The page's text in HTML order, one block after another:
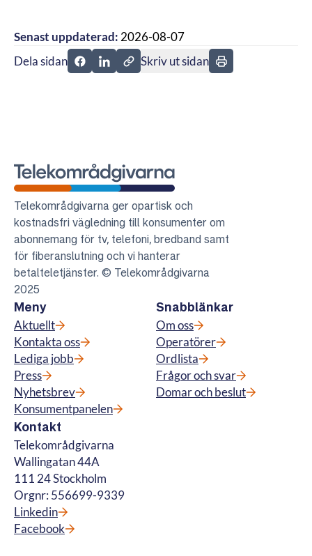
Senast uppdaterad: 2026-08-07
Dela sidan
Dela sidan på Facebook
Dela sidan på Linkedin
Skriv ut sidan
Telekområdgivarna
Telekområdgivarna ger opartisk och
kostnadsfri vägledning till konsumenter om
abonnemang för tv, telefoni, bredband samt
för fiberanslutning och vi hanterar
betalteletjänster. © Telekområdgivarna
2025
Meny
Aktuellt
Kontakta oss
Lediga jobb
Press
Nyhetsbrev
Konsumentpanelen
Snabblänkar
Om oss
Operatörer
Ordlista
Frågor och svar
Domar och beslut
Kontakt
Telekområdgivarna
Wallingatan 44A
111 24 Stockholm
Orgnr: 556699-9339
Linkedin
Facebook